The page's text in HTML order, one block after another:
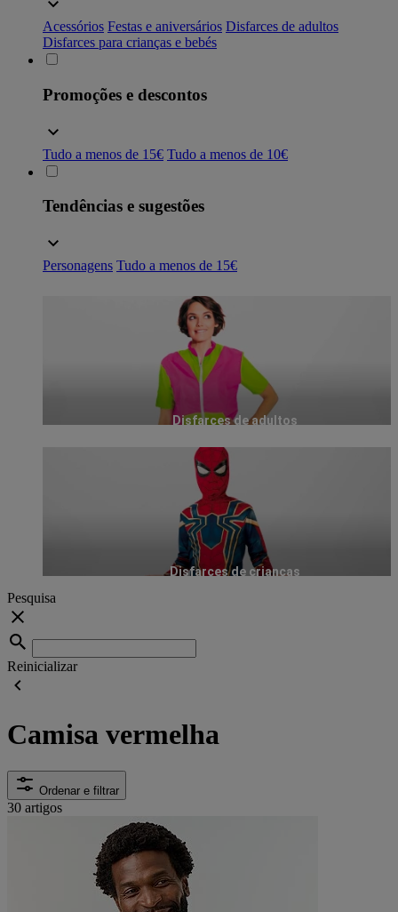
Acessórios Festas e aniversários Disfarces de adultos
Disfarces para crianças e bebés
Promoções e descontos
Tudo a menos de 15€ Tudo a menos de 10€
Tendências e sugestões
Personagens Tudo a menos de 15€
Disfarces de adultos
Disfarces de crianças
Pesquisa
Reinicializar
Camisa vermelha
Ordenar e filtrar
30 artigos